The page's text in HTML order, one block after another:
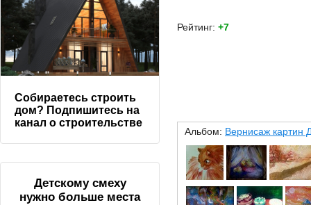
Рейтинг: +7
Альбом: Вернисаж картин
Собираетесь строить
дом? Подпишитесь на
канал о строительстве
Детскому смеху
нужно больше места